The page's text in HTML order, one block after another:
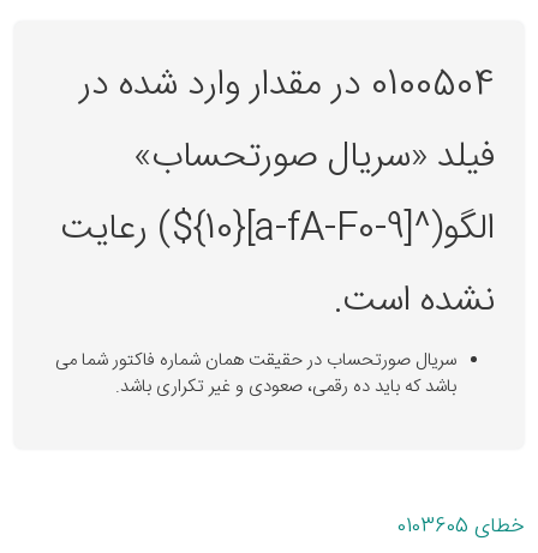
0100504 در مقدار وارد شده در
فیلد «سریال صورتحساب»
الگو(^[a-fA-F0-9]{10}$) رعایت
نشده است.
سریال صورتحساب در حقیقت همان شماره فاکتور شما می
باشد که باید ده رقمی، صعودی و غیر تکراری باشد.
خطای 0103605